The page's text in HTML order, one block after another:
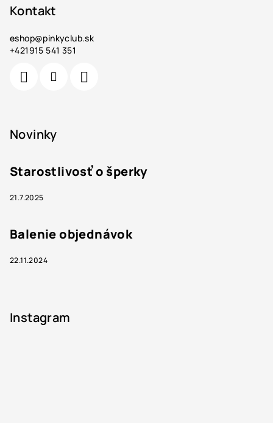
Kontakt
eshop@pinkyclub.sk
+421915 541 351
Novinky
Starostlivosť o šperky
21.7.2025
Balenie objednávok
22.11.2024
Instagram